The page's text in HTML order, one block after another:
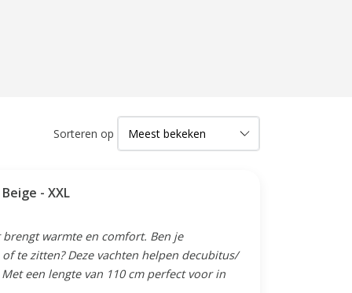
Sorteren op
- XXL
warmte en comfort. Ben je
te zitten? Deze vachten helpen decubitus/
een lengte van 110 cm perfect voor in